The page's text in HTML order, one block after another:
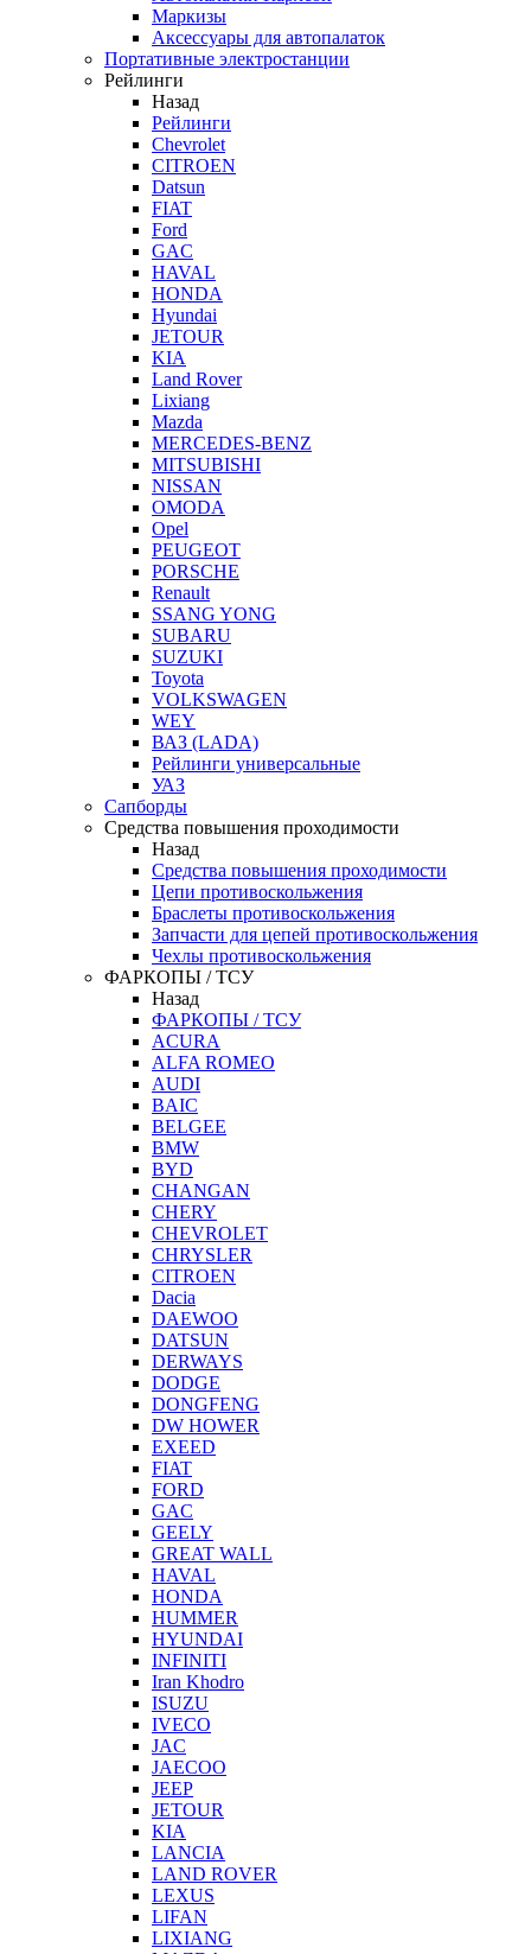
Маркизы
Аксессуары для автопалаток
Портативные электростанции
Рейлинги
Назад
Рейлинги
Chevrolet
CITROEN
Datsun
FIAT
Ford
GAC
HAVAL
HONDA
Hyundai
JETOUR
KIA
Land Rover
Lixiang
Mazda
MERCEDES-BENZ
MITSUBISHI
NISSAN
OMODA
Opel
PEUGEOT
PORSCHE
Renault
SSANG YONG
SUBARU
SUZUKI
Toyota
VOLKSWAGEN
WEY
ВАЗ (LADA)
Рейлинги универсальные
УАЗ
Сапборды
Средства повышения проходимости
Назад
Средства повышения проходимости
Цепи противоскольжения
Браслеты противоскольжения
Запчасти для цепей противоскольжения
Чехлы противоскольжения
ФАРКОПЫ / ТСУ
Назад
ФАРКОПЫ / ТСУ
ACURA
ALFA ROMEO
AUDI
BAIC
BELGEE
BMW
BYD
CHANGAN
CHERY
CHEVROLET
CHRYSLER
CITROEN
Dacia
DAEWOO
DATSUN
DERWAYS
DODGE
DONGFENG
DW HOWER
EXEED
FIAT
FORD
GAC
GEELY
GREAT WALL
HAVAL
HONDA
HUMMER
HYUNDAI
INFINITI
Iran Khodro
ISUZU
IVECO
JAC
JAECOO
JEEP
JETOUR
KIA
LANCIA
LAND ROVER
LEXUS
LIFAN
LIXIANG